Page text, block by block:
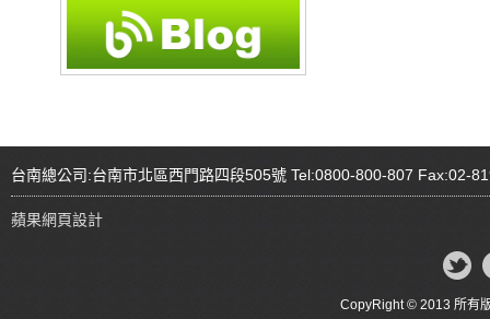
台南總公司:台南市北區西門路四段505號 Tel:0800-800-807 Fax:02-
蘋果網頁設計
CopyRight © 2013 所有